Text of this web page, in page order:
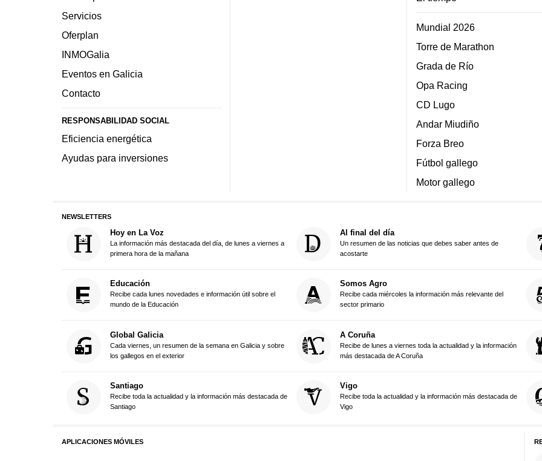
Servicios
Oferplan
INMOGalia
Eventos en Galicia
Contacto
RESPONSABILIDAD SOCIAL
Eficiencia energética
Ayudas para inversiones
Mundial 2026
Torre de Marathon
Grada de Río
Opa Racing
CD Lugo
Andar Miudiño
Forza Breo
Fútbol gallego
Motor gallego
NEWSLETTERS
Hoy en La Voz
La información más destacada del día, de lunes a viernes a
primera hora de la mañana
Al final del día
Un resumen de las noticias que debes saber antes de
acostarte
Educación
Recibe cada lunes novedades e información útil sobre el
mundo de la Educación
Somos Agro
Recibe cada miércoles la información más relevante del
sector primario
Global Galicia
Cada viernes, un resumen de la semana en Galicia y sobre
los gallegos en el exterior
A Coruña
Recibe de lunes a viernes toda la actualidad y la información
más destacada de A Coruña
Santiago
Recibe toda la actualidad y la información más destacada de
Santiago
Vigo
Recibe toda la actualidad y la información más destacada de
Vigo
APLICACIONES MÓVILES